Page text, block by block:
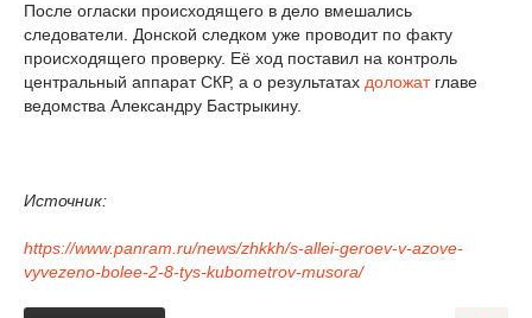
После огласки происходящего в дело вмешались
следователи. Донской следком уже проводит по факту
происходящего проверку. Её ход поставил на контроль
центральный аппарат СКР, а о результатах доложатглаве
ведомства Александру Бастрыкину.
Источник:
https://www.panram.ru/news/zhkkh/s-allei-geroev-v-azove-
vyvezeno-bolee-2-8-tys-kubometrov-musora/